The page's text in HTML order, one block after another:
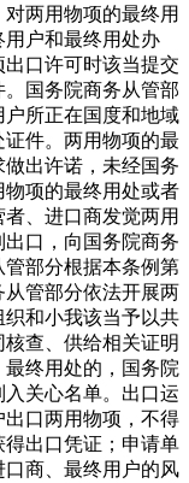
两用物项的最终用
用户和最终用处办
口许可时该当提交
国务院商务从管部
所正在国度和地域
件。两用物项的最
出许诺，未经国务
项的最终用处或者
、进口商发觉两用
口，向国务院商务
部分根据本条例第
管部分依法开展两
和小我该当予以共
查、供给相关证明
终用处的，国务院
关心名单。出口运
口两用物项，不得
出口凭证；申请单
商、最终用户的风